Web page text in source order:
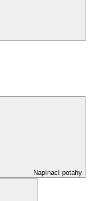
Napínací potahy